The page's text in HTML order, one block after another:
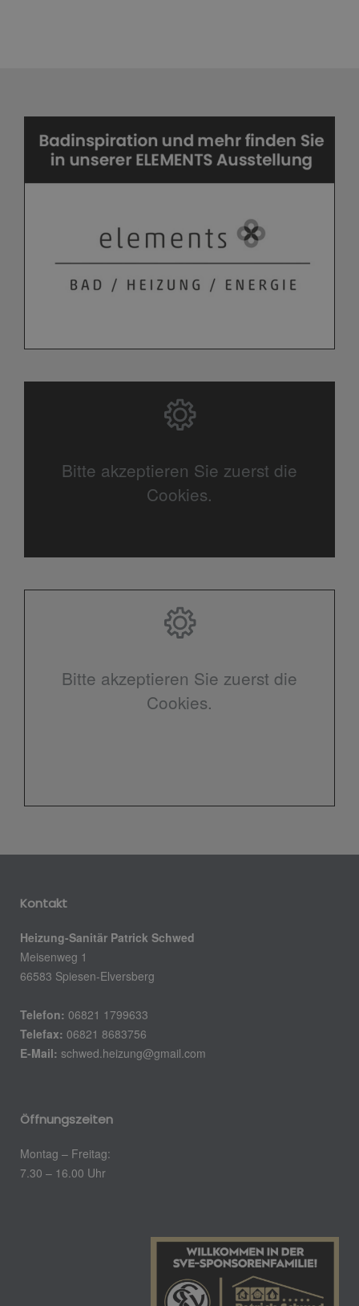
Bitte akzeptieren Sie zuerst die
Cookies.
Bitte akzeptieren Sie zuerst die
Cookies.
Kontakt
Heizung-Sanitär Patrick Schwed
Meisenweg 1
66583 Spiesen-Elversberg
Telefon: 06821 1799633
Telefax: 06821 8683756
E-Mail: schwed.heizung@gmail.com
Öffnungszeiten
Montag – Freitag:
7.30 – 16.00 Uhr